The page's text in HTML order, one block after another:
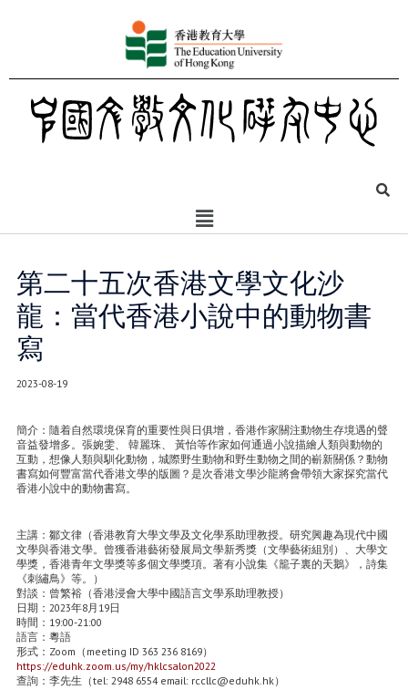
第二十五次香港文學文化沙
龍：當代香港小說中的動物書
寫
2023-08-19
簡介：隨着自然環境保育的重要性與日俱增，香港作家關注動物生存境遇的聲
音益發增多。張婉雯、 韓麗珠、 黃怡等作家如何通過小說描繪人類與動物的
互動，想像人類與馴化動物，城際野生動物和野生動物之間的嶄新關係？動物
書寫如何豐富當代香港文學的版圖？是次香港文學沙龍將會帶領大家探究當代
香港小說中的動物書寫。
主講：鄒文律（香港教育大學文學及文化學系助理教授。研究興趣為現代中國
文學與香港文學。曾獲香港藝術發展局文學新秀獎（文學藝術組別）、大學文
學獎，香港青年文學獎等多個文學獎項。著有小說集《籠子裏的天鵝》，詩集
《刺繡鳥》等。）
對談：曾繁裕（香港浸會大學中國語言文學系助理教授）
日期：2023年8月19日
時間：19:00-21:00
語言：粵語
形式：Zoom（meeting ID 363 236 8169）
https://eduhk.zoom.us/my/hklcsalon2022
查詢：李先生（tel: 2948 6554 email: rccllc@eduhk.hk）